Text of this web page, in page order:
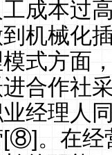
成本过
机械化
式方面
合作社
经理人
[⑧]。在经